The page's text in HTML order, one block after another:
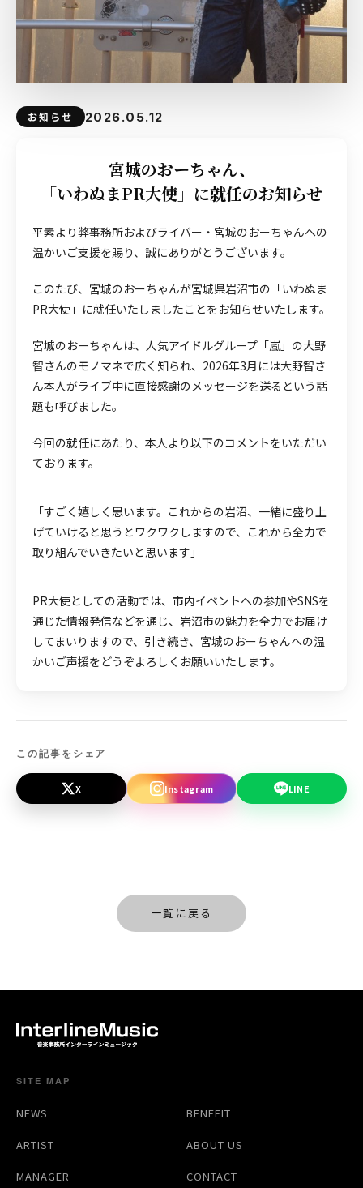
お知らせ 2026.05.12
宮城のおーちゃん、
「いわぬまPR大使」に就任のお知らせ
平素より弊事務所およびライバー・宮城のおーちゃんへの
温かいご支援を賜り、誠にありがとうございます。
このたび、宮城のおーちゃんが宮城県岩沼市の「いわぬま
PR大使」に就任いたしましたことをお知らせいたします。
宮城のおーちゃんは、人気アイドルグループ「嵐」の大野
智さんのモノマネで広く知られ、2026年3月には大野智さ
ん本人がライブ中に直接感謝のメッセージを送るという話
題も呼びました。
今回の就任にあたり、本人より以下のコメントをいただい
ております。
「すごく嬉しく思います。これからの岩沼、一緒に盛り上
げていけると思うとワクワクしますので、これから全力で
取り組んでいきたいと思います」
PR大使としての活動では、市内イベントへの参加やSNSを
通じた情報発信などを通じ、岩沼市の魅力を全力でお届け
してまいりますので、引き続き、宮城のおーちゃんへの温
かいご声援をどうぞよろしくお願いいたします。
この記事をシェア
X Instagram LINE
一覧に戻る
SITE MAP
NEWS
ARTIST
MANAGER
BENEFIT
ABOUT US
CONTACT